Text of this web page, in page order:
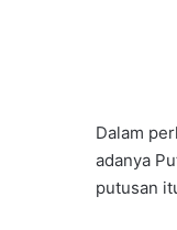
Dalam
adanya
putusan